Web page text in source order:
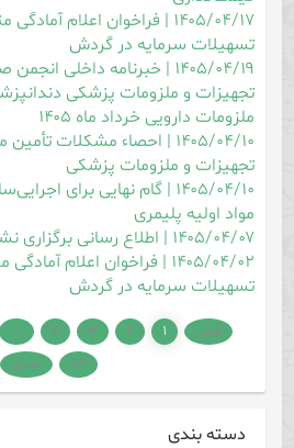
۱۴۰۵/۰۴/۱۷ | فراخوان اعلام
تسهیلات سرمایه در گردش
۱۴۰۵/۰۴/۱۹ | خبرنامه داخلی
تجهیزات و ملزومات پزشکی
ملزومات دارویی خرداد ماه ۱۴۰۵
۱۴۰۵/۰۴/۱۰ | احصاء مشکلات
تجهیزات و ملزومات پزشکی
۱۴۰۵/۰۴/۱۰ | گام نهایی برای
مواد اولیه پلیمری
۱۴۰۵/۰۴/۰۷ | اطلاع رسانی برگزاری نشست اعضای انجمن
۱۴۰۵/۰۴/۰۲ | فراخوان اعلام
تسهیلات سرمایه در گردش
قبلی ۱ ۲ ۳ ۴ ...
۵۴
بعدی
دسته بندی